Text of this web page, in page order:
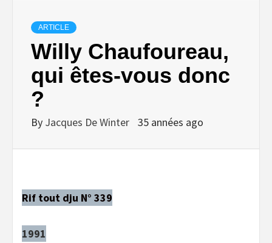
ARTICLE
Willy Chaufoureau,
qui êtes-vous donc
?
By Jacques De Winter 35 années ago
Rif tout dju N° 339
1991